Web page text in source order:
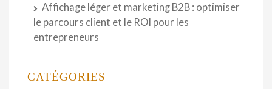
Affichage léger et marketing B2B : optimiser
le parcours client et le ROI pour les
entrepreneurs
CATÉGORIES